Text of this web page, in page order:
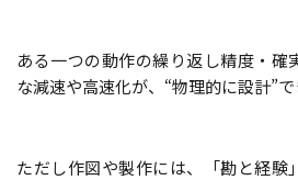
ある一つの動作の繰り返し精度・確
な減速や高速化が、“物理的に設計”で
ただし作図や製作には、「勘と経験